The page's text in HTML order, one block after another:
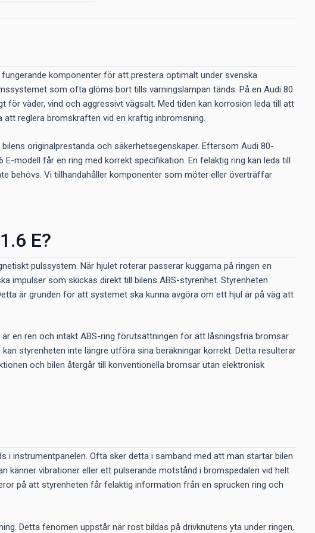
komponenter för att prestera optimalt under svenska
som ofta glöms bort tills varningslampan tänds. På en Audi 80
väder, vind och aggressivt vägsalt. Med tiden kan korrosion leda till att
att reglera bromskraften vid en kraftig inbromsning.
originalprestanda och säkerhetsegenskaper. Eftersom Audi 80-
modell får en ring med korrekt specifikation. En felaktig ring kan leda till
behövs. Vi tillhandahåller komponenter som möter eller överträffar
E?
pulssystem. När hjulet roterar passerar kuggarna på ringen en
impulser som skickas direkt till bilens ABS-styrenhet. Styrenheten
är grunden för att systemet ska kunna avgöra om ett hjul är på väg att
en ren och intakt ABS-ring förutsättningen för att låsningsfria bromsar
styrenheten inte längre utföra sina beräkningar korrekt. Detta resulterar
och bilen återgår till konventionella bromsar utan elektronisk
i instrumentpanelen. Ofta sker detta i samband med att man startar bilen
känner vibrationer eller ett pulserande motstånd i bromspedalen vid helt
på att styrenheten får felaktig information från en sprucken ring och
Detta fenomen uppstår när rost bildas på drivknutens yta under ringen,